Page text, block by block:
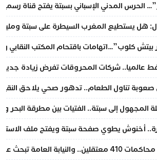
الحرس المدني الإسباني بسبتة يفتح قناة
هل يستطيع المغرب السيطرة على سبتة
بيتش كلوب”…اتهامات باقتحام المكتب النقابي
عالميا.. شركات المحروقات تفرض زيادة
صعوبة تناول الطعام.. تدهور صحي يلاحق النقيب
المجهول إلى سبتة.. الفتيات بين مطرقة البحر
أخنوش يطوي صفحة سبتة ويفتح ملف
تبحث عن حل قانوني